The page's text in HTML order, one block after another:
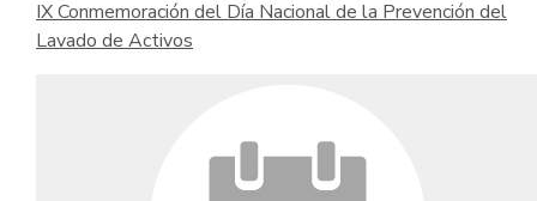
IX Conmemoración del Día Nacional de la Prevención del
Lavado de Activos